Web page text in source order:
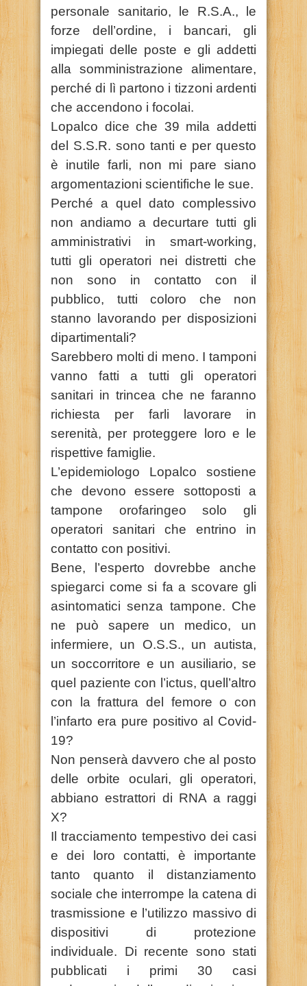
personale sanitario, le R.S.A., le
forze dell’ordine, i bancari, gli
impiegati delle poste e gli addetti
alla somministrazione alimentare,
perché di lì partono i tizzoni ardenti
che accendono i focolai.
Lopalco dice che 39 mila addetti
del S.S.R. sono tanti e per questo
è inutile farli, non mi pare siano
argomentazioni scientifiche le sue.
Perché a quel dato complessivo
non andiamo a decurtare tutti gli
amministrativi in smart-working,
tutti gli operatori nei distretti che
non sono in contatto con il
pubblico, tutti coloro che non
stanno lavorando per disposizioni
dipartimentali?
Sarebbero molti di meno. I tamponi
vanno fatti a tutti gli operatori
sanitari in trincea che ne faranno
richiesta per farli lavorare in
serenità, per proteggere loro e le
rispettive famiglie.
L’epidemiologo Lopalco sostiene
che devono essere sottoposti a
tampone orofaringeo solo gli
operatori sanitari che entrino in
contatto con positivi.
Bene, l’esperto dovrebbe anche
spiegarci come si fa a scovare gli
asintomatici senza tampone. Che
ne può sapere un medico, un
infermiere, un O.S.S., un autista,
un soccorritore e un ausiliario, se
quel paziente con l’ictus, quell’altro
con la frattura del femore o con
l’infarto era pure positivo al Covid-
19?
Non penserà davvero che al posto
delle orbite oculari, gli operatori,
abbiano estrattori di RNA a raggi
X?
Il tracciamento tempestivo dei casi
e dei loro contatti, è importante
tanto quanto il distanziamento
sociale che interrompe la catena di
trasmissione e l’utilizzo massivo di
dispositivi di protezione
individuale. Di recente sono stati
pubblicati i primi 30 casi